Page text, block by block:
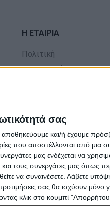
σας
αποθηκεύουμε και/ή έχουμε
που αποστέλλονται από μια
μας ενδέχεται να
τους συνεργάτες μας όπως
να συναινέσετε. Λάβετε
σας θα ισχύουν
κλικ στο κουμπί
Η ΕΤΑΙΡΙΑ
Πολιτική
Επιστροφών
δεδομένα
Σχετικά με εμάς